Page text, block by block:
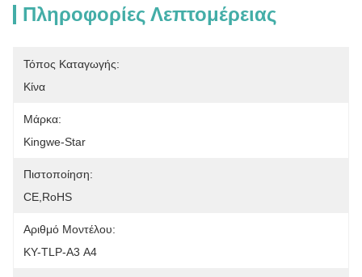
Πληροφορίες Λεπτομέρειας
Τόπος Καταγωγής:
Κίνα
Μάρκα:
Kingwe-Star
Πιστοποίηση:
CE,RoHS
Αριθμό Μοντέλου:
ΚΥ-TLP-A3 Α4